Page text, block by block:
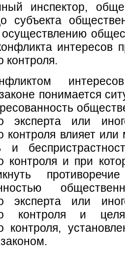
инспектор,
субъекта
осуществлению
интересов
контроля.
понимается
эксперта или
контроля влияет
и
контроля и при
эксперта или
контроля и
контроля,